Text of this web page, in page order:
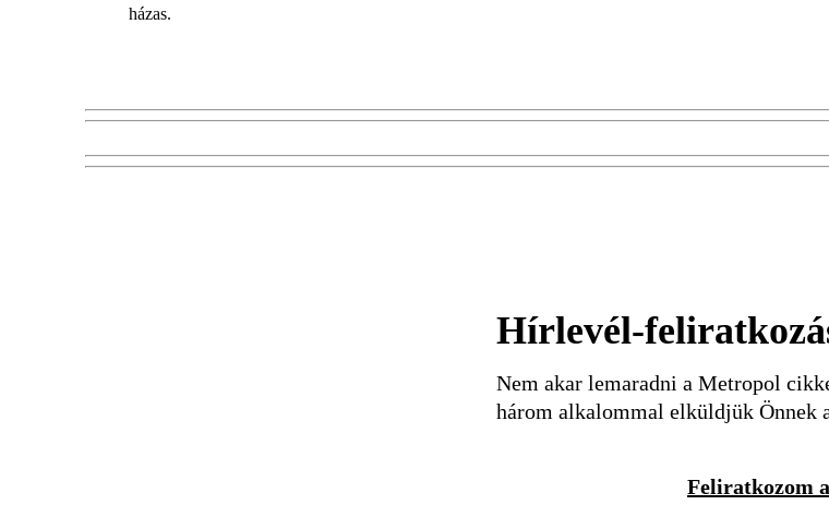
házas.
Hírlevél-
Nem akar lemaradni a Metropol
három alkalommal elküldjük Önnek
Feliratkozom